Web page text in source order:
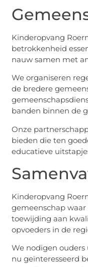
Kinderopvang
betrokkenheid
nauw samen met
We organiseren
de bredere
banden binnen de
Onze
bieden die ten
educatieve
Kinderopvang
gemeenschap
toewijding aan
opvoeders in de
We nodigen
nu geïnteresseerd